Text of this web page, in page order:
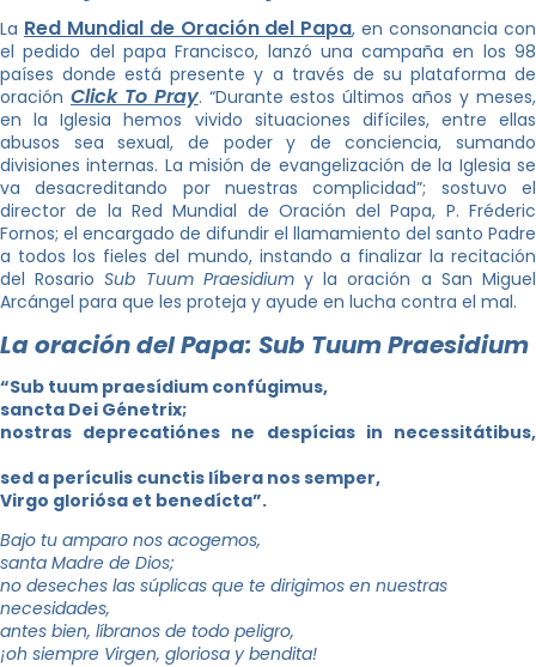
La Red Mundial de Oración del Papa, en consonancia con
el pedido del papa Francisco, lanzó una campaña en los 98
países donde está presente y a través de su plataforma de
oración Click To Pray. “Durante estos últimos años y meses,
en la Iglesia hemos vivido situaciones difíciles, entre ellas
abusos sea sexual, de poder y de conciencia, sumando
divisiones internas. La misión de evangelización de la Iglesia se
va desacreditando por nuestras complicidad”; sostuvo el
director de la Red Mundial de Oración del Papa, P. Fréderic
Fornos; el encargado de difundir el llamamiento del santo Padre
a todos los fieles del mundo, instando a finalizar la recitación
del RosarioSub Tuum Praesidiumy la oración a San Miguel
Arcángel para que les proteja y ayude en lucha contra el mal.
La oración del Papa: Sub Tuum Praesidium
“Sub tuum praesídium confúgimus,
sancta Dei Génetrix;
nostras deprecatiónes ne despícias in necessitátibus,
sed a perículis cunctis líbera nos semper,
Virgo gloriósa et benedícta”.
Bajo tu amparo nos acogemos,
santa Madre de Dios;
no deseches las súplicas que te dirigimos en nuestras
necesidades,
antes bien, líbranos de todo peligro,
¡oh siempre Virgen, gloriosa y bendita!